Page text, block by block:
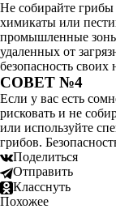
Не собирайте грибы
химикаты или
промышленные
удаленных от
безопасность своих
СОВЕТ №4
Если у вас есть
рисковать и не
или используйте
грибов.
Поделиться
Отправить
Класснуть
Похожее